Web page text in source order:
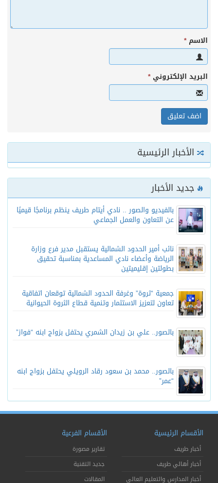
الاسم*
البريد الإلكتروني*
الأخبار الرئيسية
جديد الأخبار
بالفيديو والصور .. نادي أيتام طريف ينظم برنامجًا قيميًا
عن التعاون والعمل الجماعي
نائب أمير الحدود الشمالية يستقبل مدير فرع وزارة
الرياضة وأعضاء نادي المساعدية بمناسبة تحقيق
بطولتين إقليميتين
جمعية “ثروة” وغرفة الحدود الشمالية توقعان اتفاقية
تعاون لتعزيز الاستثمار وتنمية قطاع الثروة الحيوانية
بالصور.. علي بن زيدان الشمري يحتفل بزواج ابنه “فواز”
بالصور.. محمد بن سعود رقاد الرويلي يحتفل بزواج ابنه
“عمر”
الأقسام الرئيسية
أخبار طريف
أخبار أهالي طريف
أخبار المدارس والتعليم العالي
الأقسام الفرعية
تقارير مصورة
جديد التقنية
المقالات